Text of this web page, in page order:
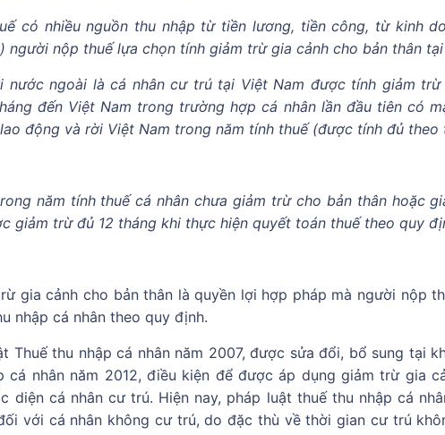
có nhiều nguồn thu nhập từ tiền lương, tiền công, từ kinh
người nộp thuế lựa chọn tính giảm trừ gia cảnh cho bản thân
nước ngoài là cá nhân cư trú tại Việt Nam được tính giảm
đến Việt Nam trong trường hợp cá nhân lần đầu tiên có
động và rời Việt Nam trong năm tính thuế (được tính đủ theo
năm tính thuế cá nhân chưa giảm trừ cho bản thân hoặc
giảm trừ đủ 12 tháng khi thực hiện quyết toán thuế theo quy
gia cảnh cho bản thân là quyền lợi hợp pháp mà người nộp
nhập cá nhân theo quy định.
Thuế thu nhập cá nhân năm 2007, được sửa đổi, bổ sung tại
cá nhân năm 2012, điều kiện để được áp dụng giảm trừ gia
diện cá nhân cư trú. Hiện nay, pháp luật thuế thu nhập cá
với cá nhân không cư trú, do đặc thù về thời gian cư trú